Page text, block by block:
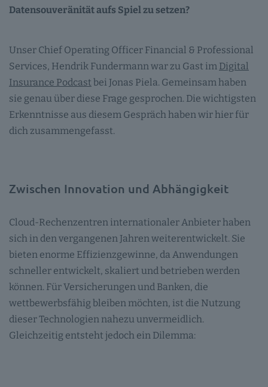
Datensouveränität aufs Spiel zu setzen?
Unser Chief Operating Officer Financial & Professional
Services, Hendrik Fundermann war zu Gast im Digital
Insurance Podcast bei Jonas Piela. Gemeinsam haben
sie genau über diese Frage gesprochen. Die wichtigsten
Erkenntnisse aus diesem Gespräch haben wir hier für
dich zusammengefasst.
Zwischen Innovation und Abhängigkeit
Cloud-Rechenzentren internationaler Anbieter haben
sich in den vergangenen Jahren weiterentwickelt. Sie
bieten enorme Effizienzgewinne, da Anwendungen
schneller entwickelt, skaliert und betrieben werden
können. Für Versicherungen und Banken, die
wettbewerbsfähig bleiben möchten, ist die Nutzung
dieser Technologien nahezu unvermeidlich.
Gleichzeitig entsteht jedoch ein Dilemma: